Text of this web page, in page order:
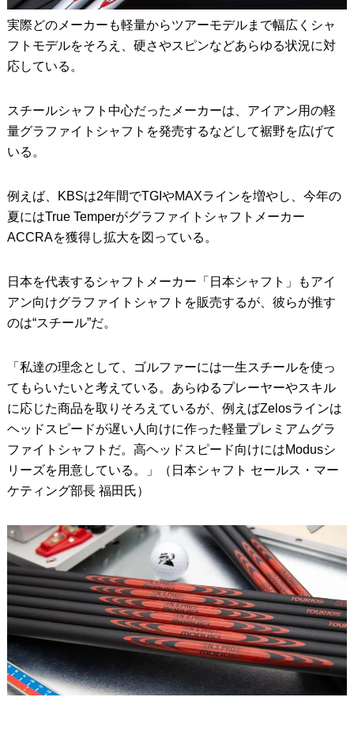
実際どのメーカーも軽量からツアーモデルまで幅広くシャ
フトモデルをそろえ、硬さやスピンなどあらゆる状況に対
応している。
スチールシャフト中心だったメーカーは、アイアン用の軽
量グラファイトシャフトを発売するなどして裾野を広げて
いる。
例えば、KBSは2年間でTGIやMAXラインを増やし、今年の
夏にはTrue Temperがグラファイトシャフトメーカー
ACCRAを獲得し拡大を図っている。
日本を代表するシャフトメーカー「日本シャフト」もアイ
アン向けグラファイトシャフトを販売するが、彼らが推す
のは“スチール”だ。
「私達の理念として、ゴルファーには一生スチールを使っ
てもらいたいと考えている。あらゆるプレーヤーやスキル
に応じた商品を取りそろえているが、例えばZelosラインは
ヘッドスピードが遅い人向けに作った軽量プレミアムグラ
ファイトシャフトだ。高ヘッドスピード向けにはModusシ
リーズを用意している。」（日本シャフト セールス・マー
ケティング部長 福田氏）